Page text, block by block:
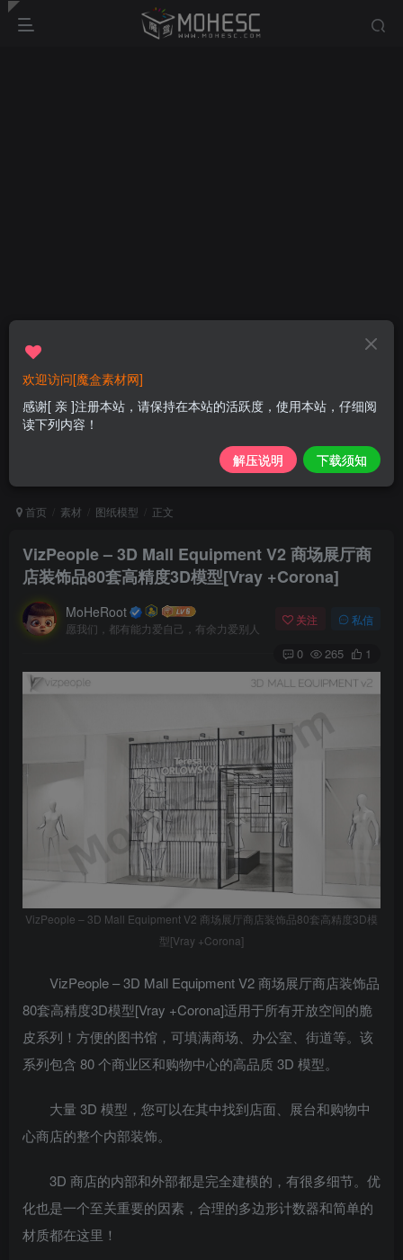
首页 素材 图纸模型 正文
VizPeople – 3D Mall Equipment V2 商场展厅商
店装饰品80套高精度3D模型[Vray +Corona]
MoHeRoot
愿我们，都有能力爱自己，有余力爱别人
关注 私信
0 265 1
VizPeople – 3D Mall Equipment V2 商场展厅商店装饰品80套高精度3D模
型[Vray +Corona]
VizPeople – 3D Mall Equipment V2 商场展厅商店装饰品
80套高精度3D模型[Vray +Corona]适用于所有开放空间的脆
皮系列！方便的图书馆，可填满商场、办公室、街道等。该
系列包含 80 个商业区和购物中心的高品质 3D 模型。
大量 3D 模型，您可以在其中找到店面、展台和购物中
心商店的整个内部装饰。
3D 商店的内部和外部都是完全建模的，有很多细节。优
化也是一个至关重要的因素，合理的多边形计数器和简单的
材质都在这里！
欢迎访问[魔盒素材网]
感谢[ 亲 ]注册本站，请保持在本站的活跃度，使用本站，仔细阅
读下列内容！
解压说明 下载须知